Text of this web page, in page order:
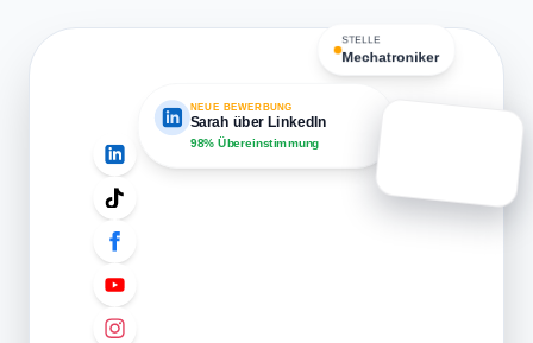
NEUE BEWERBUNG
Sarah über LinkedIn
98% Übereinstimmung
STELLE
Mechatroniker